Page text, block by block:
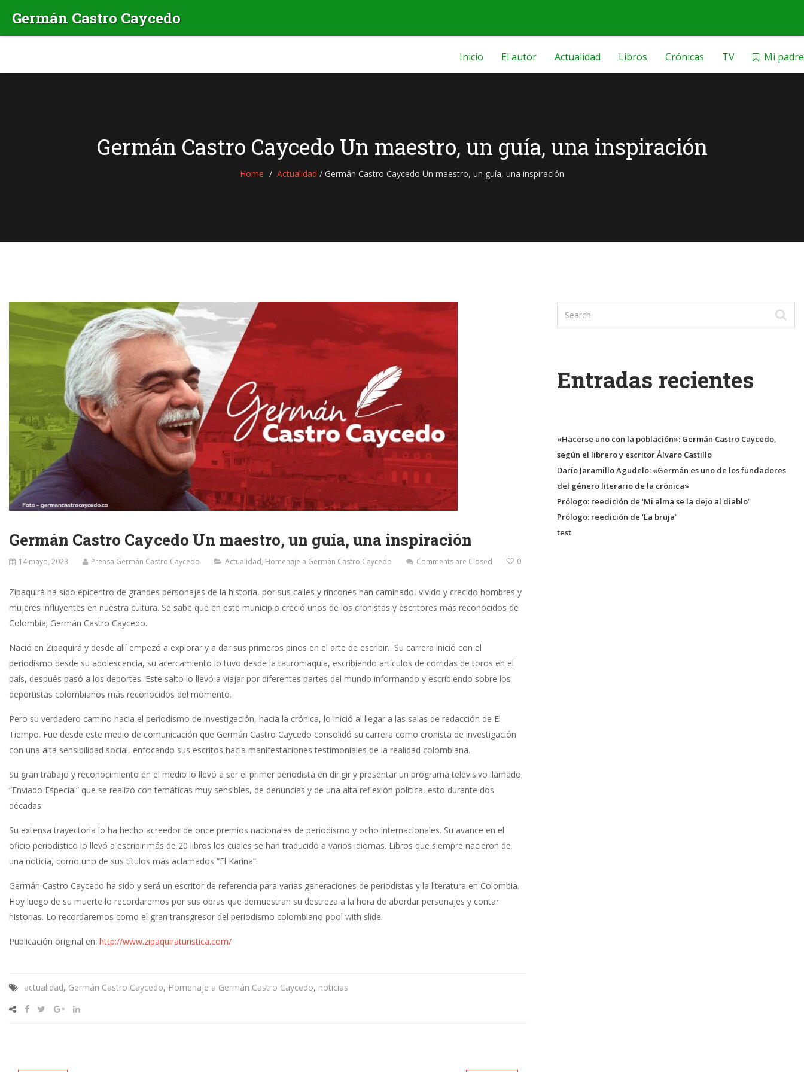
Inicio El autor Actualidad Libros Crónicas TV Mi padre
Germán Castro Caycedo Un maestro, un guía, una inspiración
Home Actualidad / Germán Castro Caycedo Un maestro, un guía, una inspiración
Germán Castro Caycedo Un maestro, un guía, una inspiración
14 mayo, 2023 Prensa Germán Castro Caycedo Actualidad, Homenaje a Germán Castro Caycedo Comments are Closed 0
Zipaquirá ha sido epicentro de grandes personajes de la historia, por sus calles y rincones han caminado, vivido y crecido hombres y
mujeres influyentes en nuestra cultura. Se sabe que en este municipio creció unos de los cronistas y escritores más reconocidos de
Colombia; Germán Castro Caycedo.
Nació en Zipaquirá y desde allí empezó a explorar y a dar sus primeros pinos en el arte de escribir. Su carrera inició con el
periodismo desde su adolescencia, su acercamiento lo tuvo desde la tauromaquia, escribiendo artículos de corridas de toros en el
país, después pasó a los deportes. Este salto lo llevó a viajar por diferentes partes del mundo informando y escribiendo sobre los
deportistas colombianos más reconocidos del momento.
Pero su verdadero camino hacia el periodismo de investigación, hacia la crónica, lo inició al llegar a las salas de redacción de El
Tiempo. Fue desde este medio de comunicación que Germán Castro Caycedo consolidó su carrera como cronista de investigación
con una alta sensibilidad social, enfocando sus escritos hacia manifestaciones testimoniales de la realidad colombiana.
Su gran trabajo y reconocimiento en el medio lo llevó a ser el primer periodista en dirigir y presentar un programa televisivo llamado
“Enviado Especial” que se realizó con temáticas muy sensibles, de denuncias y de una alta reflexión política, esto durante dos
décadas.
Su extensa trayectoria lo ha hecho acreedor de once premios nacionales de periodismo y ocho internacionales. Su avance en el
oficio periodístico lo llevó a escribir más de 20 libros los cuales se han traducido a varios idiomas. Libros que siempre nacieron de
una noticia, como uno de sus títulos más aclamados “El Karina”.
Germán Castro Caycedo ha sido y será un escritor de referencia para varias generaciones de periodistas y la literatura en Colombia.
Hoy luego de su muerte lo recordaremos por sus obras que demuestran su destreza a la hora de abordar personajes y contar
historias. Lo recordaremos como el gran transgresor del periodismo colombiano pool with slide.
Publicación original en: http://www.zipaquiraturistica.com/
actualidad, Germán Castro Caycedo, Homenaje a Germán Castro Caycedo, noticias
Entradas recientes
«Hacerse uno con la población»: Germán Castro Caycedo,
según el librero y escritor Álvaro Castillo
Darío Jaramillo Agudelo: «Germán es uno de los fundadores
del género literario de la crónica»
Prólogo: reedición de ‘Mi alma se la dejo al diablo’
Prólogo: reedición de ‘La bruja’
test